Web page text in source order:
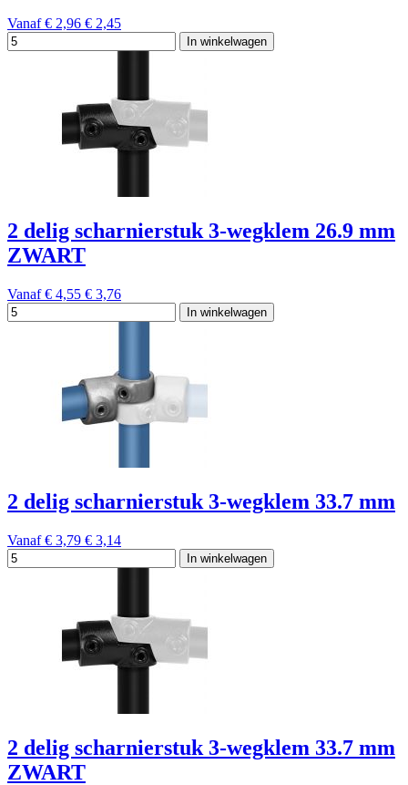
Vanaf € 2,96 € 2,45
In winkelwagen
2 delig scharnierstuk 3-wegklem 26.9 mm
ZWART
Vanaf € 4,55 € 3,76
In winkelwagen
2 delig scharnierstuk 3-wegklem 33.7 mm
Vanaf € 3,79 € 3,14
In winkelwagen
2 delig scharnierstuk 3-wegklem 33.7 mm
ZWART